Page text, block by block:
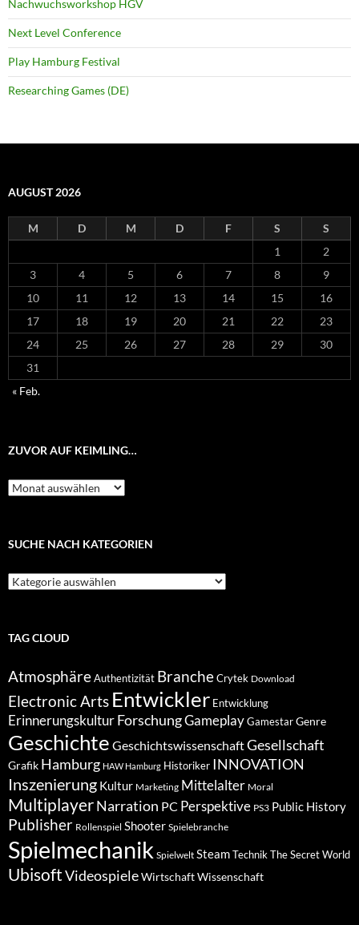
Nachwuchsworkshop HGV
Next Level Conference
Play Hamburg Festival
Researching Games (DE)
AUGUST 2026
M D M D F S
S
1
2
3
4 5 6 7 8
9
10
11 12 13 14 15
16
17
18 19 20 21 22
23
24
25 26 27 28 29
30
31
« Feb.
ZUVOR AUF KEIMLING…
Zuvor
auf
SUCHE NACH KATEGORIEN
Suche
nach
TAG CLOUD
Atmosphäre Authentizität Branche Crytek Download
Electronic Arts Entwickler Entwicklung
Erinnerungskultur ForschungGameplay Gamestar Genre
Geschichte GeschichtswissenschaftGesellschaft
Grafik Hamburg HAW Hamburg Historiker INNOVATION
Inszenierung Kultur Marketing Mittelalter Moral
MultiplayerNarration PC Perspektive PS3 Public History
Publisher Rollenspiel Shooter Spielebranche
Spielmechanik Spielwelt Steam Technik The Secret World
UbisoftVideospieleWirtschaftWissenschaft